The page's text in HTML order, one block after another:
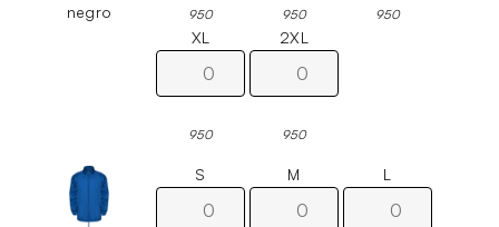
negro 950 950 950
XL
950
2XL
950
S M L